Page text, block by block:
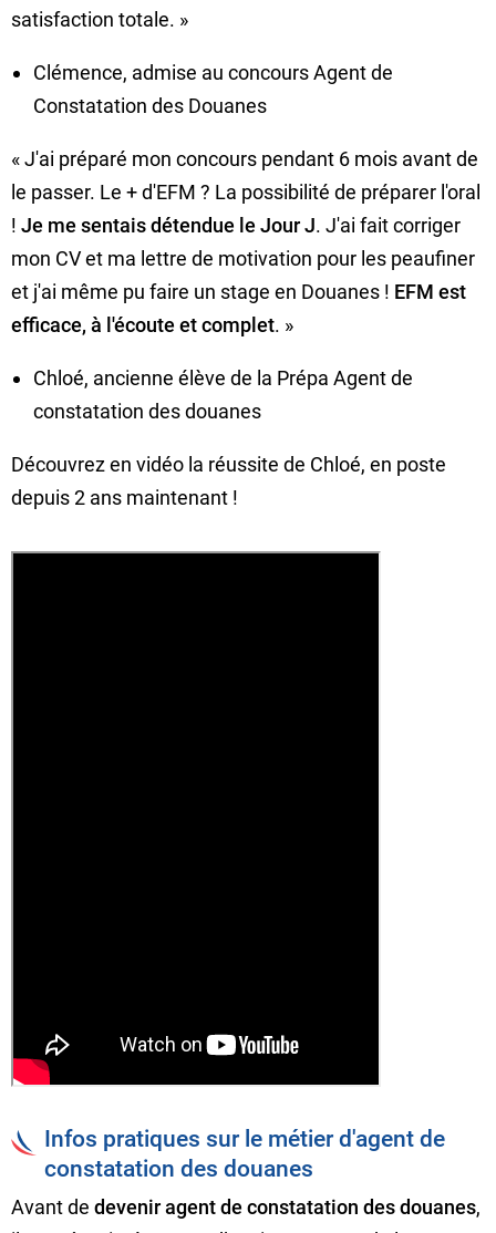
satisfaction totale. »
Clémence, admise au concours Agent de
Constatation des Douanes
« J'ai préparé mon concours pendant 6 mois avant de
le passer. Le + d'EFM ? La possibilité de préparer l'oral
! Je me sentais détendue le Jour J. J'ai fait corriger
mon CV et ma lettre de motivation pour les peaufiner
et j'ai même pu faire un stage en Douanes ! EFM est
efficace, à l'écoute et complet. »
Chloé, ancienne élève de la Prépa Agent de
constatation des douanes
Découvrez en vidéo la réussite de Chloé, en poste
depuis 2 ans maintenant !
Infos pratiques sur le métier d'agent de
constatation des douanes
Avant de devenir agent de constatation des douanes,